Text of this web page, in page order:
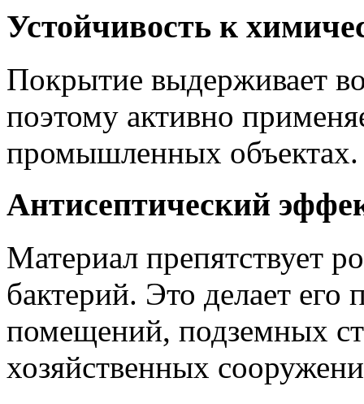
Устойчивость к
Покрытие выдерживает
поэтому активно
промышленных объектах.
Антисептический
Материал препятствует
бактерий. Это делает
помещений, подземных
хозяйственных